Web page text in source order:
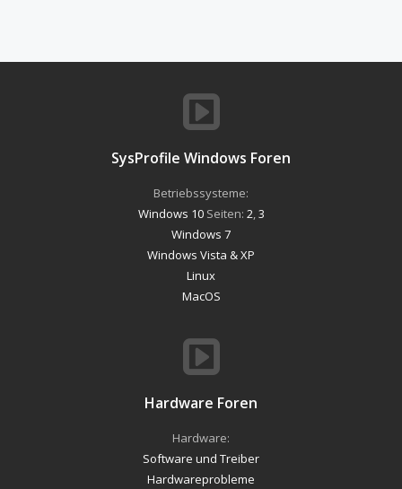
SysProfile Windows Foren
Betriebssysteme:
Windows 10Seiten: 2 3
Windows 7
Windows Vista & XP
Linux
MacOS
Hardware Foren
Hardware:
Software und Treiber
Hardwareprobleme